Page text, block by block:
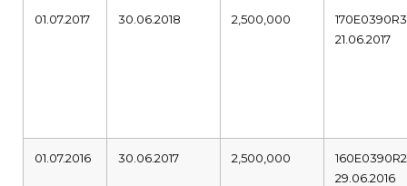
01.07.2017 30.06.2018 2,500,000
21.06.2017
01.07.2016 30.06.2017 2,500,000
29.06.2016